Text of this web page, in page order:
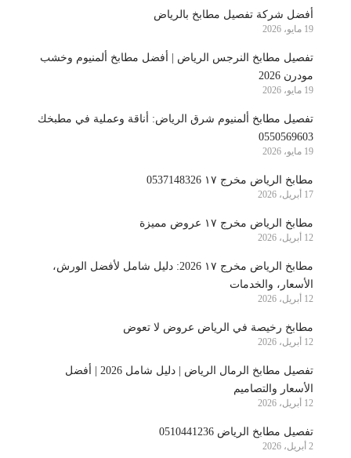
أفضل شركة تفصيل مطابخ بالرياض
19 مايو، 2026
تفصيل مطابخ النرجس الرياض | أفضل مطابخ ألمنيوم وخشب
مودرن 2026
19 مايو، 2026
تفصيل مطابخ ألمنيوم شرق الرياض: أناقة وعملية في مطبخك
0550569603
19 مايو، 2026
مطابخ الرياض مخرج ١٧ 0537148326
17 أبريل، 2026
مطابخ الرياض مخرج ١٧ عروض مميزة
12 أبريل، 2026
مطابخ الرياض مخرج ١٧ 2026: دليل شامل لأفضل الورش،
الأسعار، والخدمات
12 أبريل، 2026
مطابخ رخيصة في الرياض عروض لا تعوض
12 أبريل، 2026
تفصيل مطابخ الرمال الرياض | دليل شامل 2026 | أفضل
الأسعار والتصاميم
12 أبريل، 2026
تفصيل مطابخ الرياض 0510441236
2 أبريل، 2026